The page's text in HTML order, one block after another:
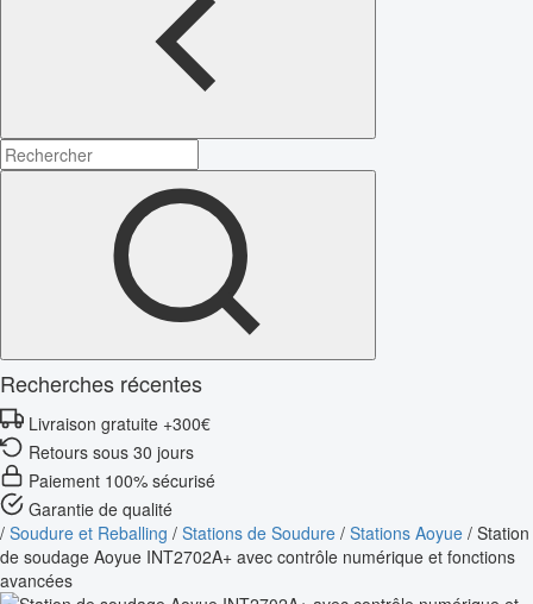
Recherches récentes
Livraison gratuite +300€
Retours sous 30 jours
Paiement 100% sécurisé
Garantie de qualité
/ Soudure et Reballing / Stations de Soudure / Stations Aoyue / Station
de soudage Aoyue INT2702A+ avec contrôle numérique et fonctions
avancées